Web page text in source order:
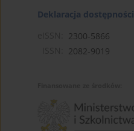
Deklaracja dostępności
2300-5866
2082-9019